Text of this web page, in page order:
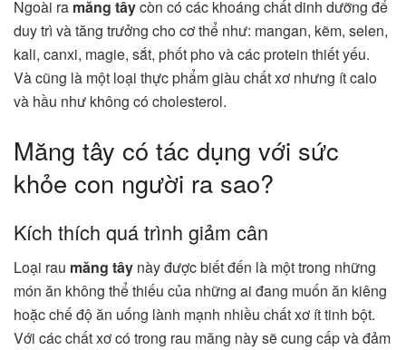
Ngoài ra măng tâycòn có các khoáng chất dinh dưỡng để
duy trì và tăng trưởng cho cơ thể như: mangan, kẽm, selen,
kali, canxi, magie, sắt, phốt pho và các protein thiết yếu.
Và cũng là một loại thực phẩm giàu chất xơ nhưng ít calo
và hầu như không có cholesterol.
Măng tây có tác dụng với sức
khỏe con người ra sao?
Kích thích quá trình giảm cân
Loại rau măng tây này được biết đến là một trong những
món ăn không thể thiếu của những ai đang muốn ăn kiêng
hoặc chế độ ăn uống lành mạnh nhiều chất xơ ít tinh bột.
Với các chất xơ có trong rau măng này sẽ cung cấp và đảm